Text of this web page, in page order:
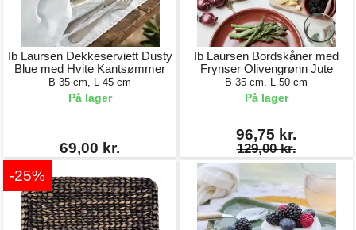
Ib Laursen Dekkeserviett Dusty
Blue med Hvite Kantsømmer
B 35 cm, L 45 cm
På lager
69,00 kr.
Ib Laursen Bordskåner med
Frynser Olivengrønn Jute
B 35 cm, L 50 cm
På lager
96,75 kr.
129,00 kr.
-25%